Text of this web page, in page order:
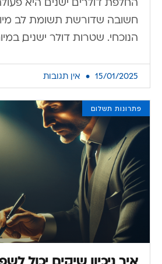
חשובה שדורשת תשומת לב
הנוכחי. שטרות דולר ישנים,
15/01/2025 אין תגובות
פתרונות תשלום